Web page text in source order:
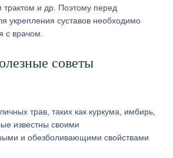
и др. Поэтому перед
укрепления суставов необходимо
с врачом.
советы
трав, таких как куркума, имбирь,
известны своими
и обезболивающими свойствами